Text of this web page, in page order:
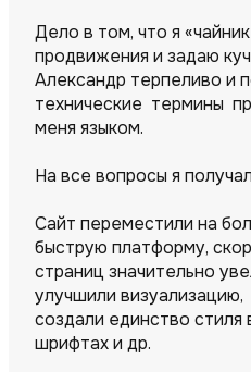
Дело в том, что я
продвижения и задаю
Александр терпеливо и
технические термины
меня языком.
На все вопросы я
Сайт переместили на
быструю платформу,
страниц значительно
улучшили
создали единство стиля
шрифтах и др.